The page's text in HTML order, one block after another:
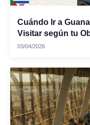
Cuándo Ir a
Visitar según tu
03/04/2026